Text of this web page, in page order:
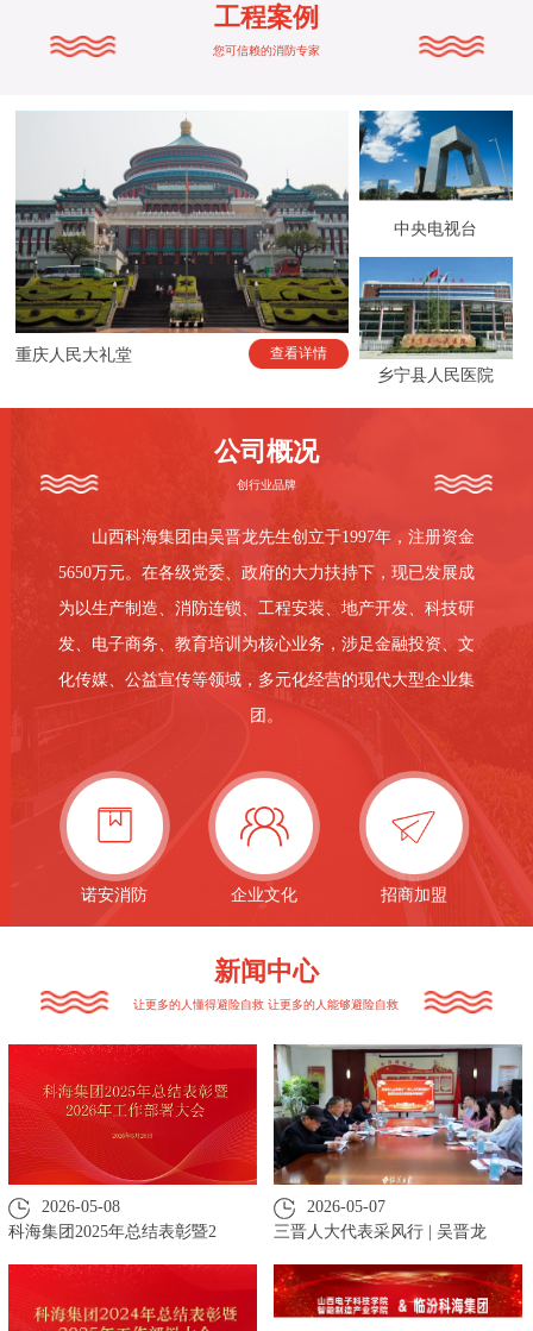
工程案例
您可信赖的消防专家
重庆人民大礼堂 查看详情
中央电视台
乡宁县人民医院
公司概况
创行业品牌
山西科海集团由吴晋龙先生创立于1997年，注册资金
5650万元。在各级党委、政府的大力扶持下，现已发展成
为以生产制造、消防连锁、工程安装、地产开发、科技研
发、电子商务、教育培训为核心业务，涉足金融投资、文
化传媒、公益宣传等领域，多元化经营的现代大型企业集
团。
诺安消防 企业文化 招商加盟
新闻中心
让更多的人懂得避险自救 让更多的人能够避险自救
2026-05-08
科海集团2025年总结表彰暨2
2026-05-07
三晋人大代表采风行 | 吴晋龙